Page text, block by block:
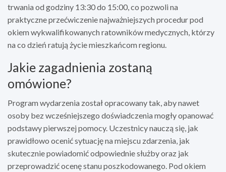
trwania od godziny 13:30 do 15:00, co pozwoli na
praktyczne przećwiczenie najważniejszych procedur pod
okiem wykwalifikowanych ratowników medycznych, którzy
na co dzień ratują życie mieszkańcom regionu.
Jakie zagadnienia zostaną
omówione?
Program wydarzenia został opracowany tak, aby nawet
osoby bez wcześniejszego doświadczenia mogły opanować
podstawy pierwszej pomocy. Uczestnicy nauczą się, jak
prawidłowo ocenić sytuację na miejscu zdarzenia, jak
skutecznie powiadomić odpowiednie służby oraz jak
przeprowadzić ocenę stanu poszkodowanego. Pod okiem